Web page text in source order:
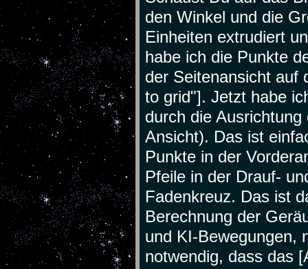
den Winkel und die
Einheiten extrudiert
habe ich die Punkte
der Seitenansicht auf
to grid"]. Jetzt habe
durch die
Ansicht). Das ist
Punkte in der
Pfeile in der Drauf-
Fadenkreuz. Das ist
Berechnung der
und KI-Bewegungen,
notwendig, dass das